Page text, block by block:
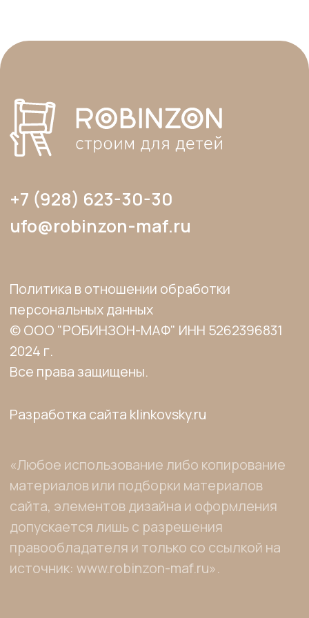
правообладателя и только со ссылкой на
источник: www.robinzon-maf.ru».